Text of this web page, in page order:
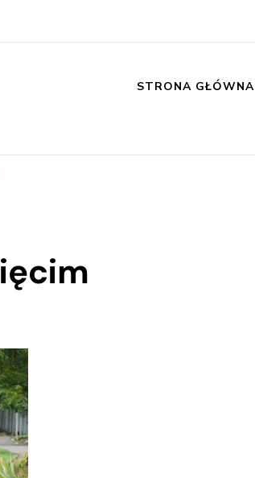
STRONA GŁÓWNA